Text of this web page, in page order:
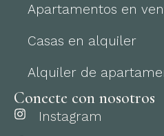
Apartamentos en
Casas en alquiler
Alquiler de
Conecte con nosotros
Instagram